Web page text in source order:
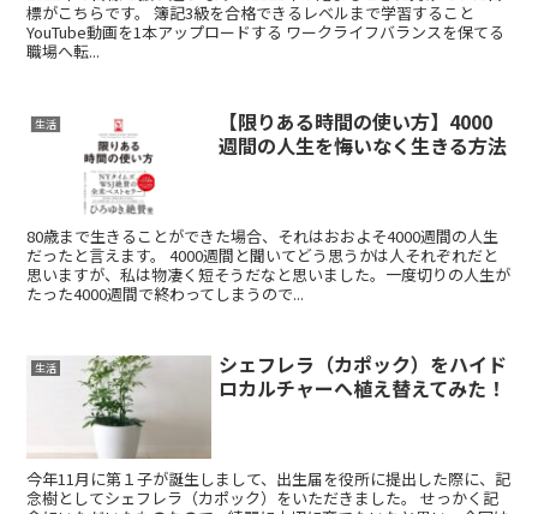
標がこちらです。 簿記3級を合格できるレベルまで学習すること
YouTube動画を1本アップロードする ワークライフバランスを保てる
職場へ転...
生活
【限りある時間の使い方】4000
週間の人生を悔いなく生きる方法
80歳まで生きることができた場合、それはおおよそ4000週間の人生
だったと言えます。 4000週間と聞いてどう思うかは人それぞれだと
思いますが、私は物凄く短そうだなと思いました。一度切りの人生が
たった4000週間で終わってしまうので...
生活
シェフレラ（カポック）をハイド
ロカルチャーへ植え替えてみた！
今年11月に第１子が誕生しまして、出生届を役所に提出した際に、記
念樹としてシェフレラ（カポック）をいただきました。 せっかく記